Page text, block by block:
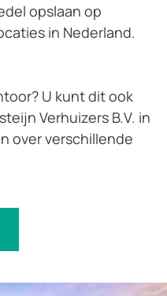
opslaan op
in Nederland.
U kunt dit ook
Verhuizers B.V. in
over verschillende